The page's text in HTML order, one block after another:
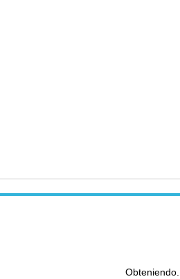
Obteniendo...